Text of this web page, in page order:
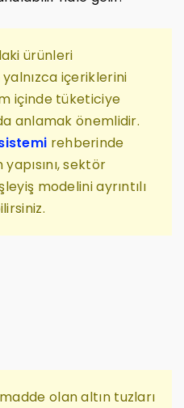
ürünleri
içeriklerini
içinde tüketiciye
da anlamak önemlidir.
rehberinde
sektör
modelini ayrıntılı
olan altın tuzları